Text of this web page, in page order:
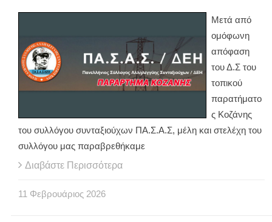
Μετά από
ομόφωνη
απόφαση
του Δ.Σ του
τοπικού
παρατήματο
ς Κοζάνης
του συλλόγου συνταξιούχων ΠΑ.Σ.Α.Σ, μέλη και στελέχη του
συλλόγου μας παραβρεθήκαμε
Διαβάστε Περισσότερα
11 Φεβρουάριος 2026